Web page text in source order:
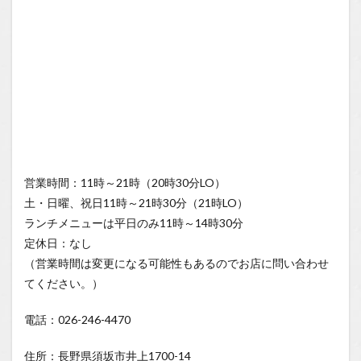
営業時間：11時～21時（20時30分LO）
土・日曜、祝日11時～21時30分（21時LO）
ランチメニューは平日のみ11時～14時30分
定休日：なし
（営業時間は変更になる可能性もあるのでお店に問い合わせ
てください。）
電話：026-246-4470
住所：長野県須坂市井上1700-14